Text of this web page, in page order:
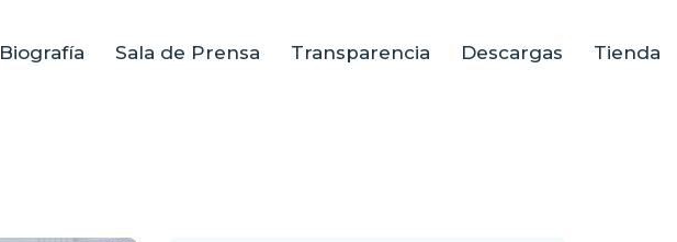
Biografía Sala de Prensa Transparencia Descargas Tienda